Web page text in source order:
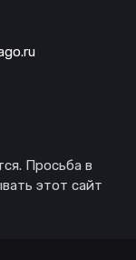
Просьба в
этот сайт